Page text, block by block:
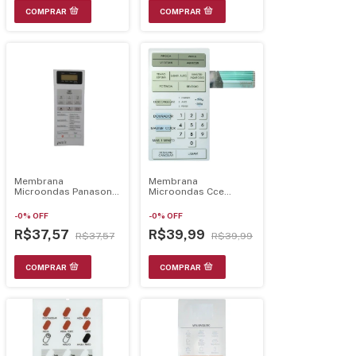
Membrana
Microondas Panasonic
-0% OFF
R$37,57 R$37,57
Membrana
Microondas Cce
Dourar 21.15.018
-0% OFF
R$39,99 R$39,99